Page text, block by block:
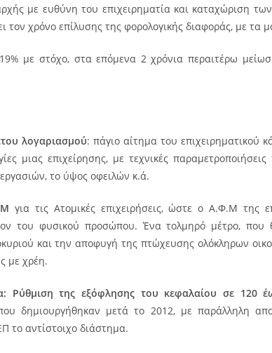
με ευθύνη του επιχειρηματία και καταχώριση
τον χρόνο επίλυσης της φορολογικής διαφοράς, με τα
με στόχο, στα επόμενα 2 χρόνια περαιτέρω
λογαριασμού: πάγιο αίτημα του επιχειρηματικού
μιας επιχείρησης, με τεχνικές
το ύψος οφειλών κ.ά.
για τις Ατομικές επιχειρήσεις, ώστε ο Α.Φ.Μ της
του φυσικού προσώπου. Ένα τολμηρό μέτρο, που
και την αποφυγή της πτώχευσης ολόκληρων
με χρέη.
Ρύθμιση της εξόφλησης του κεφαλαίου σε 120
δημιουργήθηκαν μετά το 2012, με παράλληλη
το αντίστοιχο διάστημα.